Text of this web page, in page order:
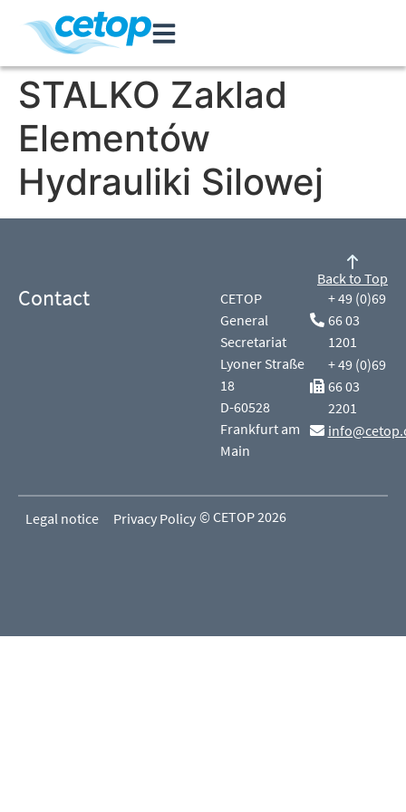
STALKO Zaklad
Elementów
Hydrauliki Silowej
Contact
CETOP
General
Secretariat
Lyoner Straße
18
D-60528
Frankfurt am
Main
+ 49 (0)69
66 03
1201
+ 49 (0)69
66 03
2201
Back to Top
Legal notice Privacy Policy © CETOP 2026